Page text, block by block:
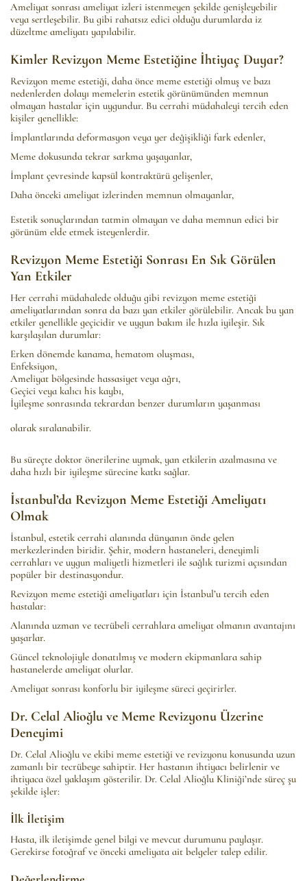
Ameliyat sonrası ameliyat izleri istenmeyen şekilde genişleyebilir
veya sertleşebilir. Bu gibi rahatsız edici olduğu durumlarda iz
düzeltme ameliyatı yapılabilir.
Kimler Revizyon Meme Estetiğine İhtiyaç Duyar?
Revizyon meme estetiği, daha önce meme estetiği olmuş ve bazı
nedenlerden dolayı memelerin estetik görünümünden memnun
olmayan hastalar için uygundur. Bu cerrahi müdahaleyi tercih eden
kişiler genellikle:
İmplantlarında deformasyon veya yer değişikliği fark edenler,
Meme dokusunda tekrar sarkma yaşayanlar,
İmplant çevresinde kapsül kontraktürü gelişenler,
Daha önceki ameliyat izlerinden memnun olmayanlar,
Estetik sonuçlarından tatmin olmayan ve daha memnun edici bir
görünüm elde etmek isteyenlerdir.
Revizyon Meme Estetiği Sonrası En Sık Görülen
Yan Etkiler
Her cerrahi müdahalede olduğu gibi revizyon meme estetiği
ameliyatlarından sonra da bazı yan etkiler görülebilir. Ancak bu yan
etkiler genellikle geçicidir ve uygun bakım ile hızla iyileşir. Sık
karşılaşılan durumlar:
Erken dönemde kanama, hematom oluşması,
Enfeksiyon,
Ameliyat bölgesinde hassasiyet veya ağrı,
Geçici veya kalıcı his kaybı,
İyileşme sonrasında tekrardan benzer durumların yaşanması
olarak sıralanabilir.
Bu süreçte doktor önerilerine uymak, yan etkilerin azalmasına ve
daha hızlı bir iyileşme sürecine katkı sağlar.
İstanbul’da Revizyon Meme Estetiği Ameliyatı
Olmak
İstanbul, estetik cerrahi alanında dünyanın önde gelen
merkezlerinden biridir. Şehir, modern hastaneleri, deneyimli
cerrahları ve uygun maliyetli hizmetleri ile sağlık turizmi açısından
popüler bir destinasyondur.
Revizyon meme estetiği ameliyatları için İstanbul’u tercih eden
hastalar:
Alanında uzman ve tecrübeli cerrahlara ameliyat olmanın avantajını
yaşarlar.
Güncel teknolojiyle donatılmış ve modern ekipmanlara sahip
hastanelerde ameliyat olurlar.
Ameliyat sonrası konforlu bir iyileşme süreci geçirirler.
Dr. Celal Alioğlu ve Meme Revizyonu Üzerine
Deneyimi
Dr. Celal Alioğlu ve ekibi meme estetiği ve revizyonu konusunda uzun
zamanlı bir tecrübeye sahiptir. Her hastanın ihtiyacı belirlenir ve
ihtiyaca özel yaklaşım gösterilir. Dr. Celal Alioğlu Kliniği’nde süreç şu
şekilde işler:
İlk İletişim
Hasta, ilk iletişimde genel bilgi ve mevcut durumunu paylaşır.
Gerekirse fotoğraf ve önceki ameliyata ait belgeler talep edilir.